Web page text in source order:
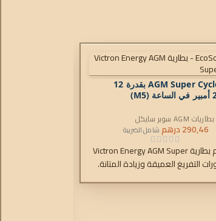
بطارية AGM Super Cycle بقدرة 12
بطاريات AGM سوبر سايكل
290,46درهمشامل الضريبة
تم تصميم بطارية Victron Energy AGM Super